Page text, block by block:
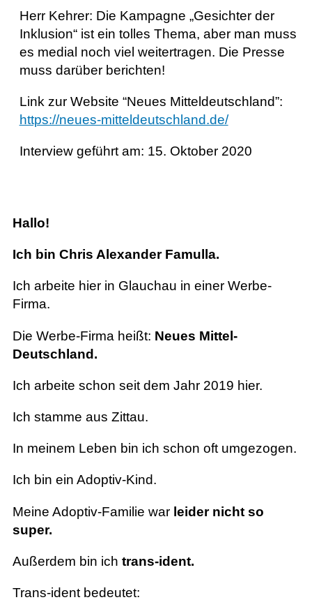
Herr Kehrer: Die Kampagne „Gesichter der
Inklusion“ ist ein tolles Thema, aber man muss
es medial noch viel weitertragen. Die Presse
muss darüber berichten!
Link zur Website “Neues Mitteldeutschland”:
https://neues-mitteldeutschland.de/
Interview geführt am: 15. Oktober 2020
Hallo!
Ich bin Chris Alexander Famulla.
Ich arbeite hier in Glauchau in einer Werbe-
Firma.
Die Werbe-Firma heißt: Neues Mittel-
Deutschland.
Ich arbeite schon seit dem Jahr 2019 hier.
Ich stamme aus Zittau.
In meinem Leben bin ich schon oft umgezogen.
Ich bin ein Adoptiv-Kind.
Meine Adoptiv-Familie war leider nicht so
super.
Außerdem bin ich trans-ident.
Trans-ident bedeutet: